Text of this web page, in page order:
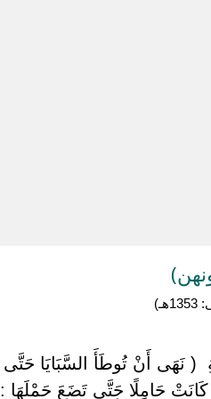
‏( نَهَى أَنْ تُوطَأَ السَّبَايَا حَتَّى
حَامِلًا حَتَّى تَضَعَ حَمْلَهَا :